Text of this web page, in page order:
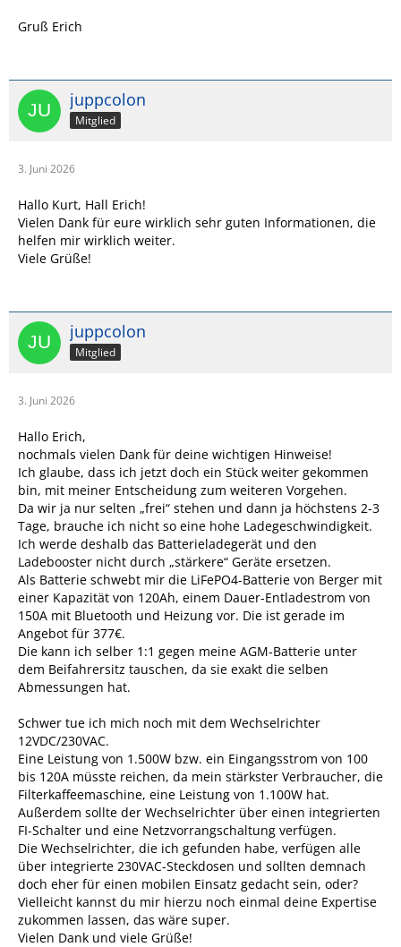
Gruß Erich
juppcolon
Mitglied
3. Juni 2026
Hallo Kurt, Hall Erich!
Vielen Dank für eure wirklich sehr guten Informationen, die
helfen mir wirklich weiter.
Viele Grüße!
juppcolon
Mitglied
3. Juni 2026
Hallo Erich,
nochmals vielen Dank für deine wichtigen Hinweise!
Ich glaube, dass ich jetzt doch ein Stück weiter gekommen
bin, mit meiner Entscheidung zum weiteren Vorgehen.
Da wir ja nur selten „frei“ stehen und dann ja höchstens 2-3
Tage, brauche ich nicht so eine hohe Ladegeschwindigkeit.
Ich werde deshalb das Batterieladegerät und den
Ladebooster nicht durch „stärkere“ Geräte ersetzen.
Als Batterie schwebt mir die LiFePO4-Batterie von Berger mit
einer Kapazität von 120Ah, einem Dauer-Entladestrom von
150A mit Bluetooth und Heizung vor. Die ist gerade im
Angebot für 377€.
Die kann ich selber 1:1 gegen meine AGM-Batterie unter
dem Beifahrersitz tauschen, da sie exakt die selben
Abmessungen hat.
Schwer tue ich mich noch mit dem Wechselrichter
12VDC/230VAC.
Eine Leistung von 1.500W bzw. ein Eingangsstrom von 100
bis 120A müsste reichen, da mein stärkster Verbraucher, die
Filterkaffeemaschine, eine Leistung von 1.100W hat.
Außerdem sollte der Wechselrichter über einen integrierten
FI-Schalter und eine Netzvorrangschaltung verfügen.
Die Wechselrichter, die ich gefunden habe, verfügen alle
über integrierte 230VAC-Steckdosen und sollten demnach
doch eher für einen mobilen Einsatz gedacht sein, oder?
Vielleicht kannst du mir hierzu noch einmal deine Expertise
zukommen lassen, das wäre super.
Vielen Dank und viele Grüße!